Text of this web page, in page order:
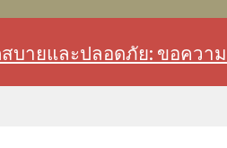
สบายและปลอดภัย: ขอคว